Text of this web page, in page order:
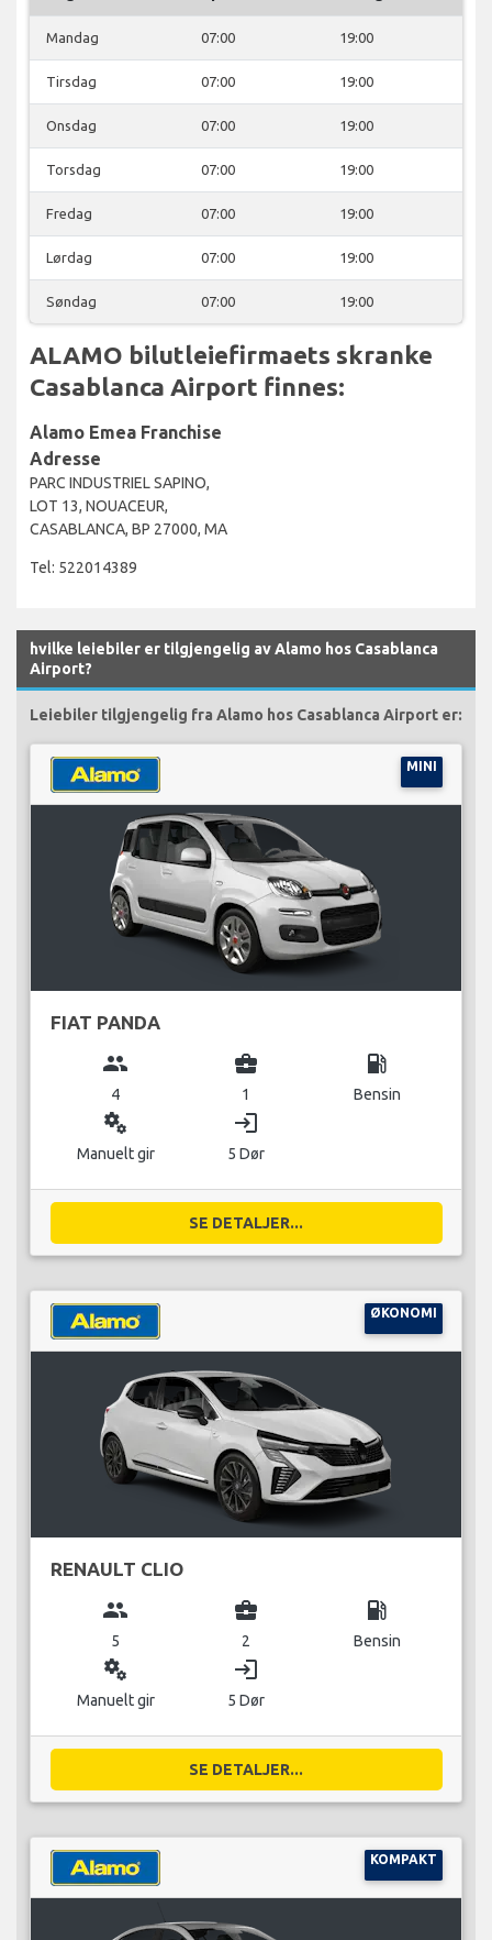
Mandag 07:00 19:00
Tirsdag 07:00 19:00
Onsdag 07:00 19:00
Torsdag 07:00 19:00
Fredag 07:00 19:00
Lørdag 07:00 19:00
Søndag 07:00 19:00
ALAMO bilutleiefirmaets skranke
Casablanca Airport finnes:
Alamo Emea Franchise
Adresse
PARC INDUSTRIEL SAPINO,
LOT 13, NOUACEUR,
CASABLANCA, BP 27000, MA
Tel: 522014389
hvilke leiebiler er tilgjengelig av Alamo hos Casablanca
Airport?
Leiebiler tilgjengelig fra Alamo hos Casablanca Airport er:
MINI
FIAT PANDA
group
4
business_center
1
local_gas_station
Bensin
miscellaneous_services
Manuelt gir
login
5 Dør
SE DETALJER...
ØKONOMI
RENAULT CLIO
group
5
business_center
2
local_gas_station
Bensin
miscellaneous_services
Manuelt gir
login
5 Dør
SE DETALJER...
KOMPAKT